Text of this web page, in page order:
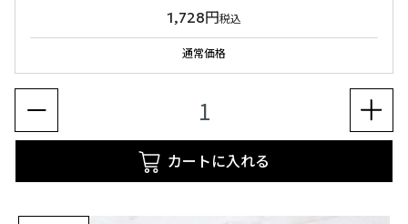
1,728円税込
通常価格
カートに入れる